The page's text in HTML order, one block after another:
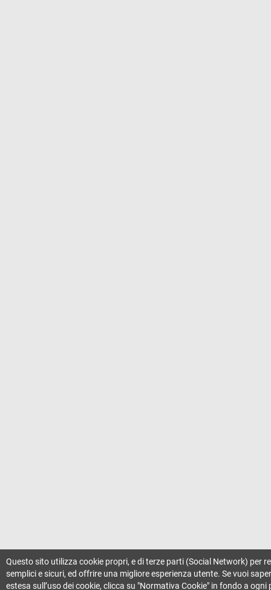
Questo sito utilizza cookie propri, e di terze parti (Social Network) per
semplici e sicuri, ed offrire una migliore esperienza utente. Se vuoi
estesa sull’uso dei cookie, clicca su "Normativa Cookie" in fondo a